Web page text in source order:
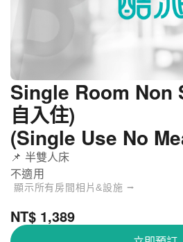
Single Room Non
自入住)
(Single Use No
📌 半雙人床
不適用
顯示所有房間相片&設施 ⭢
NT$ 1,389